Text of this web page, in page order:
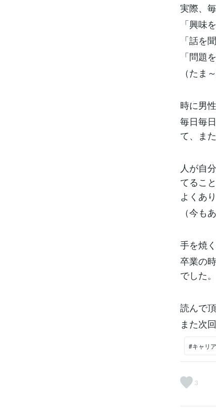
実際、
「興味
「話を
「問題
（たま
時に男
毎日毎
て、ま
人が自
てるこ
よくあ
（今も
手を焼
卒業の
でした。
読んで
また次回
#キャリ
3